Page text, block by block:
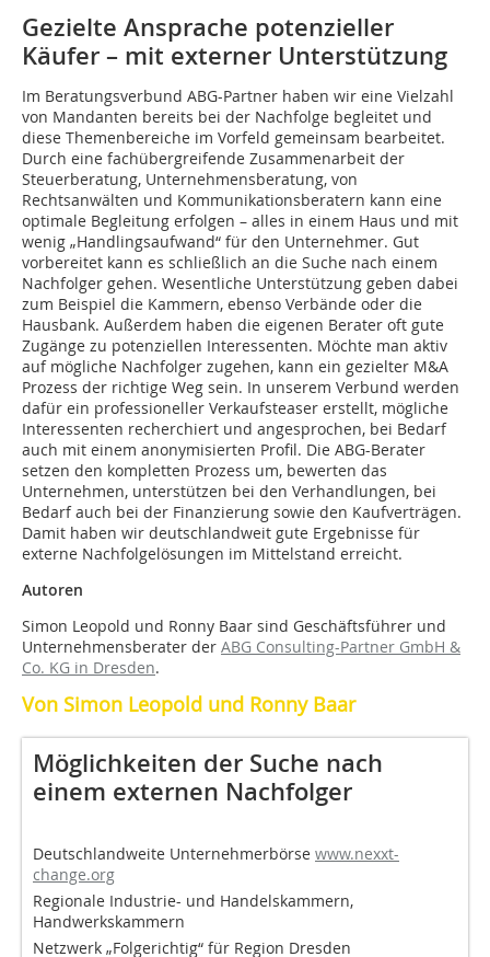
Gezielte Ansprache potenzieller
Käufer – mit externer Unterstützung
Im Beratungsverbund ABG-Partner haben wir eine Vielzahl
von Mandanten bereits bei der Nachfolge begleitet und
diese Themenbereiche im Vorfeld gemeinsam bearbeitet.
Durch eine fachübergreifende Zusammenarbeit der
Steuerberatung, Unternehmensberatung, von
Rechtsanwälten und Kommunikationsberatern kann eine
optimale Begleitung erfolgen – alles in einem Haus und mit
wenig „Handlingsaufwand“ für den Unternehmer. Gut
vorbereitet kann es schließlich an die Suche nach einem
Nachfolger gehen. Wesentliche Unterstützung geben dabei
zum Beispiel die Kammern, ebenso Verbände oder die
Hausbank. Außerdem haben die eigenen Berater oft gute
Zugänge zu potenziellen Interessenten. Möchte man aktiv
auf mögliche Nachfolger zugehen, kann ein gezielter M&A
Prozess der richtige Weg sein. In unserem Verbund werden
dafür ein professioneller Verkaufsteaser erstellt, mögliche
Interessenten recherchiert und angesprochen, bei Bedarf
auch mit einem anonymisierten Profil. Die ABG-Berater
setzen den kompletten Prozess um, bewerten das
Unternehmen, unterstützen bei den Verhandlungen, bei
Bedarf auch bei der Finanzierung sowie den Kaufverträgen.
Damit haben wir deutschlandweit gute Ergebnisse für
externe Nachfolgelösungen im Mittelstand erreicht.
Autoren
Simon Leopold und Ronny Baar sind Geschäftsführer und
Unternehmensberater der ABG Consulting-Partner GmbH &
Co. KG in Dresden.
Von Simon Leopold und Ronny Baar
Möglichkeiten der Suche nach
einem externen Nachfolger
Deutschlandweite Unternehmerbörse www.nexxt-
change.org
Regionale Industrie- und Handelskammern,
Handwerkskammern
Netzwerk „Folgerichtig“ für Region Dresden